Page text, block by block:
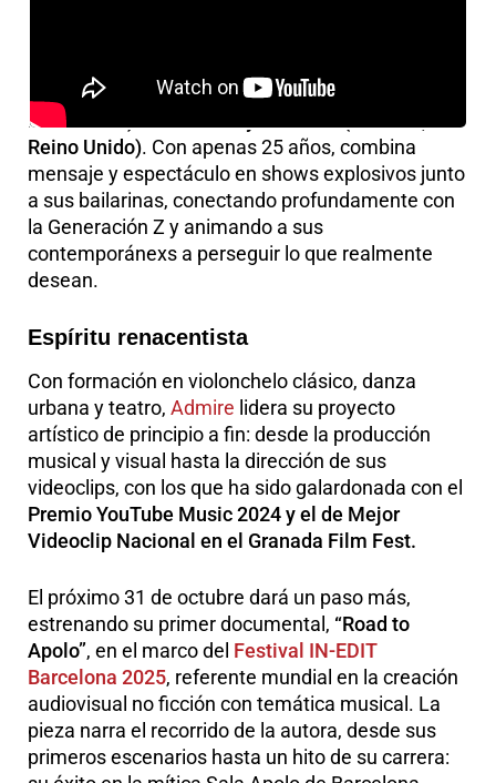
(Bruselas, Bélgica), PIN Conference (Skopje,
Macedonia) o Summer by the River (Londres,
Reino Unido). Con apenas 25 años, combina
mensaje y espectáculo en shows explosivos junto
a sus bailarinas, conectando profundamente con
la Generación Z y animando a sus
contemporánexs a perseguir lo que realmente
desean.
Espíritu renacentista
Con formación en violonchelo clásico, danza
urbana y teatro, Admire lidera su proyecto
artístico de principio a fin: desde la producción
musical y visual hasta la dirección de sus
videoclips, con los que ha sido galardonada con el
Premio YouTube Music 2024 y el de Mejor
Videoclip Nacional en el Granada Film Fest.
El próximo 31 de octubre dará un paso más,
estrenando su primer documental, “Road to
Apolo”, en el marco del Festival IN-EDIT
Barcelona 2025, referente mundial en la creación
audiovisual no ficción con temática musical. La
pieza narra el recorrido de la autora, desde sus
primeros escenarios hasta un hito de su carrera: